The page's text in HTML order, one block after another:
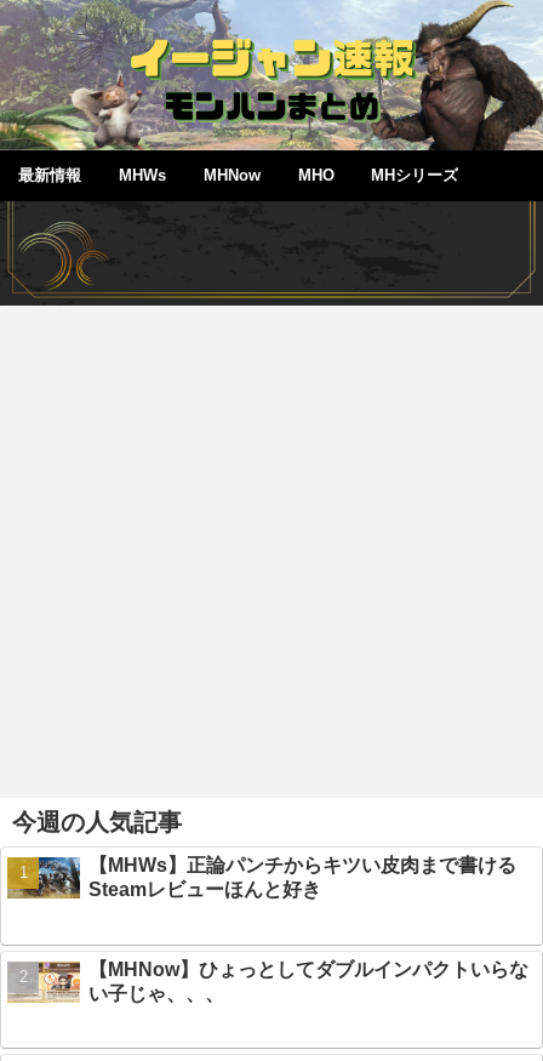
最新情報 MHWs MHNow MHO MHシリーズ
今週の人気記事
【MHWs】正論パンチからキツい皮肉まで書ける
Steamレビューほんと好き
【MHNow】ひょっとしてダブルインパクトいらな
い子じゃ、、、